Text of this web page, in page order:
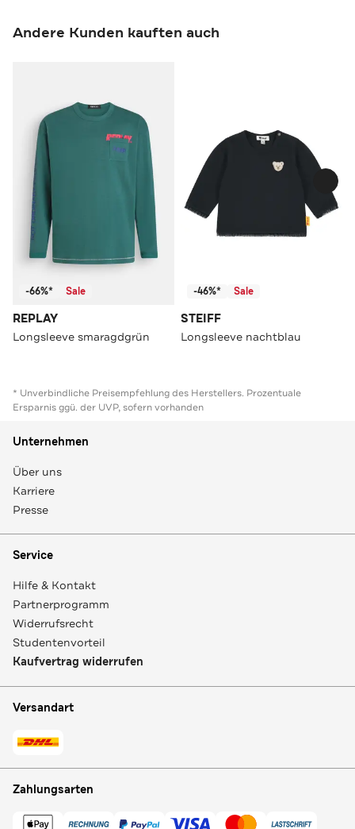
Andere Kunden kauften auch
-66%* Sale
REPLAY
Longsleeve smaragdgrün
-46%* Sale
STEIFF
Longsleeve nachtblau
* Unverbindliche Preisempfehlung des Herstellers. Prozentuale
Ersparnis ggü. der UVP, sofern vorhanden
Unternehmen
Über uns
Karriere
Presse
Service
Hilfe & Kontakt
Partnerprogramm
Widerrufsrecht
Studentenvorteil
Kaufvertrag widerrufen
Versandart
Zahlungsarten